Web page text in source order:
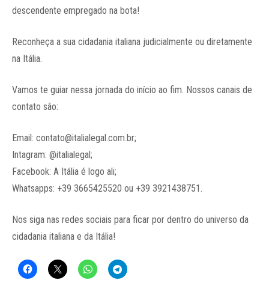
descendente empregado na bota!
Reconheça a sua cidadania italiana judicialmente ou diretamente
na Itália.
Vamos te guiar nessa jornada do início ao fim. Nossos canais de
contato são:
Email: contato@italialegal.com.br;
Intagram: @italialegal;
Facebook: A Itália é logo ali;
Whatsapps: +39 3665425520 ou +39 3921438751.
Nos siga nas redes sociais para ficar por dentro do universo da
cidadania italiana e da Itália!